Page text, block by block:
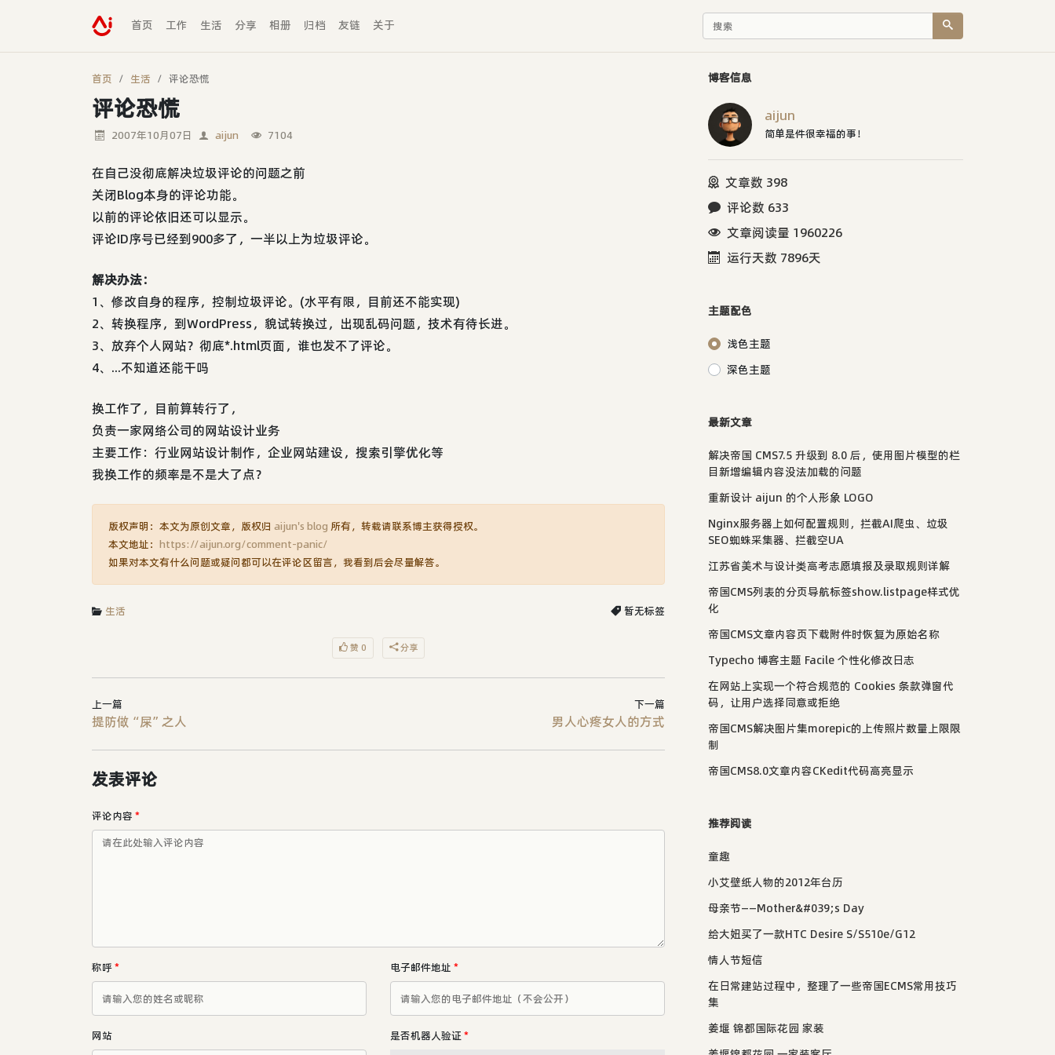
首页 工作 生活 分享 相册 归档 友链 关于
首页 生活 评论恐慌
评论恐慌
2007年10月07日 aijun 7104
在自己没彻底解决垃圾评论的问题之前
关闭Blog本身的评论功能。
以前的评论依旧还可以显示。
评论ID序号已经到900多了，一半以上为垃圾评论。
解决办法：
1、修改自身的程序，控制垃圾评论。(水平有限，目前还不能实现)
2、转换程序，到WordPress，貌试转换过，出现乱码问题，技术有待长进。
3、放弃个人网站？彻底*.html页面，谁也发不了评论。
4、...不知道还能干吗
换工作了，目前算转行了，
负责一家网络公司的网站设计业务
主要工作：行业网站设计制作，企业网站建设，搜索引擎优化等
我换工作的频率是不是大了点？
版权声明：本文为原创文章，版权归 aijun's blog 所有，转载请联系博主获得授权。
本文地址： https://aijun.org/comment-panic/
如果对本文有什么问题或疑问都可以在评论区留言，我看到后会尽量解答。
生活 暂无标签
赞 0 分享
上一篇
提防做“屎”之人
下一篇
男人心疼女人的方式
发表评论
评论内容 *
称呼* 电子邮件地址 *
网站 是否机器人验证 *
博客信息
aijun
简单是件很幸福的事！
文章数 398
评论数 633
文章阅读量 1960226
运行天数 7896天
主题配色
浅色主题
深色主题
最新文章
解决帝国 CMS7.5 升级到 8.0 后，使用图片模型的栏
目新增编辑内容没法加载的问题
重新设计 aijun 的个人形象 LOGO
Nginx服务器上如何配置规则，拦截AI爬虫、垃圾
SEO蜘蛛采集器、拦截空UA
江苏省美术与设计类高考志愿填报及录取规则详解
帝国CMS列表的分页导航标签show.listpage样式优
化
帝国CMS文章内容页下载附件时恢复为原始名称
Typecho 博客主题 Facile 个性化修改日志
在网站上实现一个符合规范的 Cookies 条款弹窗代
码，让用户选择同意或拒绝
帝国CMS解决图片集morepic的上传照片数量上限限
制
帝国CMS8.0文章内容CKedit代码高亮显示
推荐阅读
童趣
小艾壁纸人物的2012年台历
母亲节——Mother&#039;s Day
给大妞买了一款HTC Desire S/S510e/G12
情人节短信
在日常建站过程中，整理了一些帝国ECMS常用技巧
集
姜堰 锦都国际花园 家装